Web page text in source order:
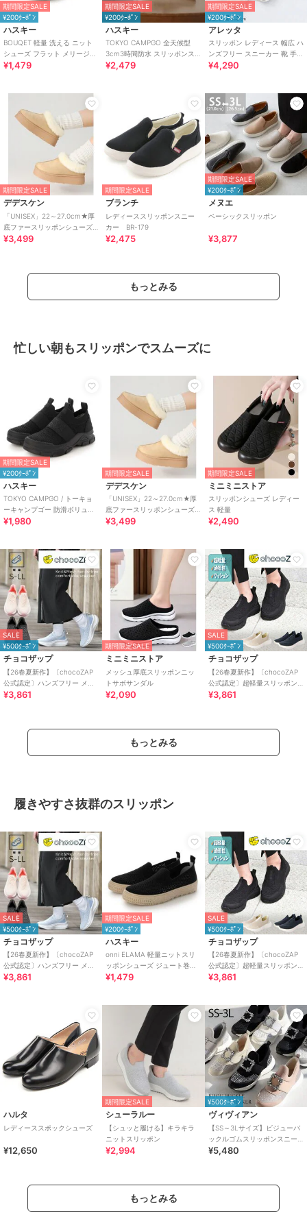
期間限定SALE
¥200ｸｰﾎﾟﾝ
ハスキー
BOUQET 軽量 洗える ニット
シューズ フラット メリージェ
ンパンプス スリッポン
¥1,479
期間限定SALE
¥200ｸｰﾎﾟﾝ
ハスキー
TOKYO CAMPGO 全天候型
3cm3時間防水 スリッポンス
ニーカー
¥2,479
期間限定SALE
¥200ｸｰﾎﾟﾝ
アレッタ
スリッポン レディース 幅広 ハ
ンズフリー スニーカー 靴 手を
使わず履ける ゴム紐 きれいめ
¥4,290
期間限定SALE
デデスケン
「UNISEX」22～27.0cm★厚
底ファースリッポンシューズ
★6366
¥3,499
期間限定SALE
ブランチ
レディーススリッポンスニー
カー BR-179
¥2,475
期間限定SALE
¥200ｸｰﾎﾟﾝ
メヌエ
ベーシックスリッポン
¥3,877
もっとみる
忙しい朝もスリッポンでスムーズに
期間限定SALE
¥200ｸｰﾎﾟﾝ
ハスキー
TOKYO CAMPGO / トーキョ
ーキャンプゴー 防滑ボリュー
ムソール 防水スリッポンスニ
¥1,980
期間限定SALE
デデスケン
「UNISEX」22～27.0cm★厚
底ファースリッポンシューズ
★6366
¥3,499
期間限定SALE
ミニミニストア
スリッポンシューズ レディー
ス 軽量
¥2,490
SALE
¥500ｸｰﾎﾟﾝ
チョコザップ
【26春夏新作】〔chocoZAP
公式認定〕ハンズフリー メッ
シュニット スリッポン
¥3,861
期間限定SALE
ミニミニストア
メッシュ厚底スリッポンニッ
トサボサンダル
¥2,090
SALE
¥500ｸｰﾎﾟﾝ
チョコザップ
【26春夏新作】〔chocoZAP
公式認定〕超軽量スリッポン
スニーカー
¥3,861
もっとみる
履きやすさ抜群のスリッポン
SALE
¥500ｸｰﾎﾟﾝ
チョコザップ
【26春夏新作】〔chocoZAP
公式認定〕ハンズフリー メッ
シュニット スリッポン
¥3,861
期間限定SALE
¥200ｸｰﾎﾟﾝ
ハスキー
onni ELAMA 軽量ニットスリ
ッポンシューズ ジュート巻き
風 エスパドリーユ
¥1,479
SALE
¥500ｸｰﾎﾟﾝ
チョコザップ
【26春夏新作】〔chocoZAP
公式認定〕超軽量スリッポン
スニーカー
¥3,861
ハルタ
レディーススポックシューズ
¥12,650
期間限定SALE
シューラルー
【シュッと履ける】キラキラ
ニットスリッポン
¥2,994
¥500ｸｰﾎﾟﾝ
ヴィヴィアン
【SS～3Lサイズ】ビジューバ
ックルゴムスリッポンスニー
カー
¥5,480
もっとみる